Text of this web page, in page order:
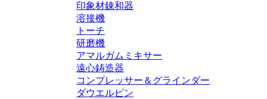
印象材錬和器
溶接機
トーチ
研磨機
アマルガムミキサー
遠心鋳造器
コンプレッサー＆グラインダー
ダウエルピン